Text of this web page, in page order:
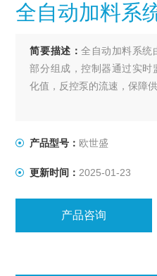
全自动加料系
简要描述：全自动加料系统
部分组成，控制器通过实
化值，反控泵的流速，保障
产品型号： 欧世盛
更新时间： 2025-01-23
产品咨询